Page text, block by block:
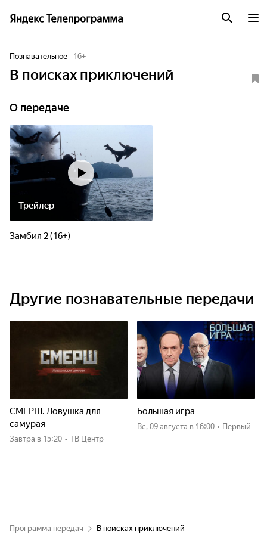
Познавательное 16+
В поисках приключений
О передаче
Трейлер
Замбия 2 (16+)
Другие познавательные передачи
СМЕРШ. Ловушка для
самурая
Завтра в 15:20 • ТВ Центр
Большая игра
вс, 09 августа в 16:00 • Первый
Программа передач В поисках приключений